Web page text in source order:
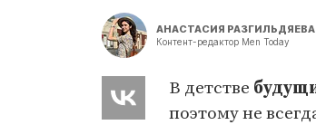
АНАСТАСИЯ РАЗГИЛЬДЯЕВА
Контент-редактор Men Today
В детстве
поэтому не